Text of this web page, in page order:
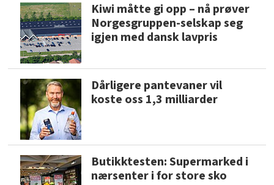
Kiwi måtte gi opp – nå prøver
Norgesgruppen-selskap seg
igjen med dansk lavpris
Dårligere pantevaner vil
koste oss 1,3 milliarder
Butikktesten: Supermarked i
nærsenter i for store sko